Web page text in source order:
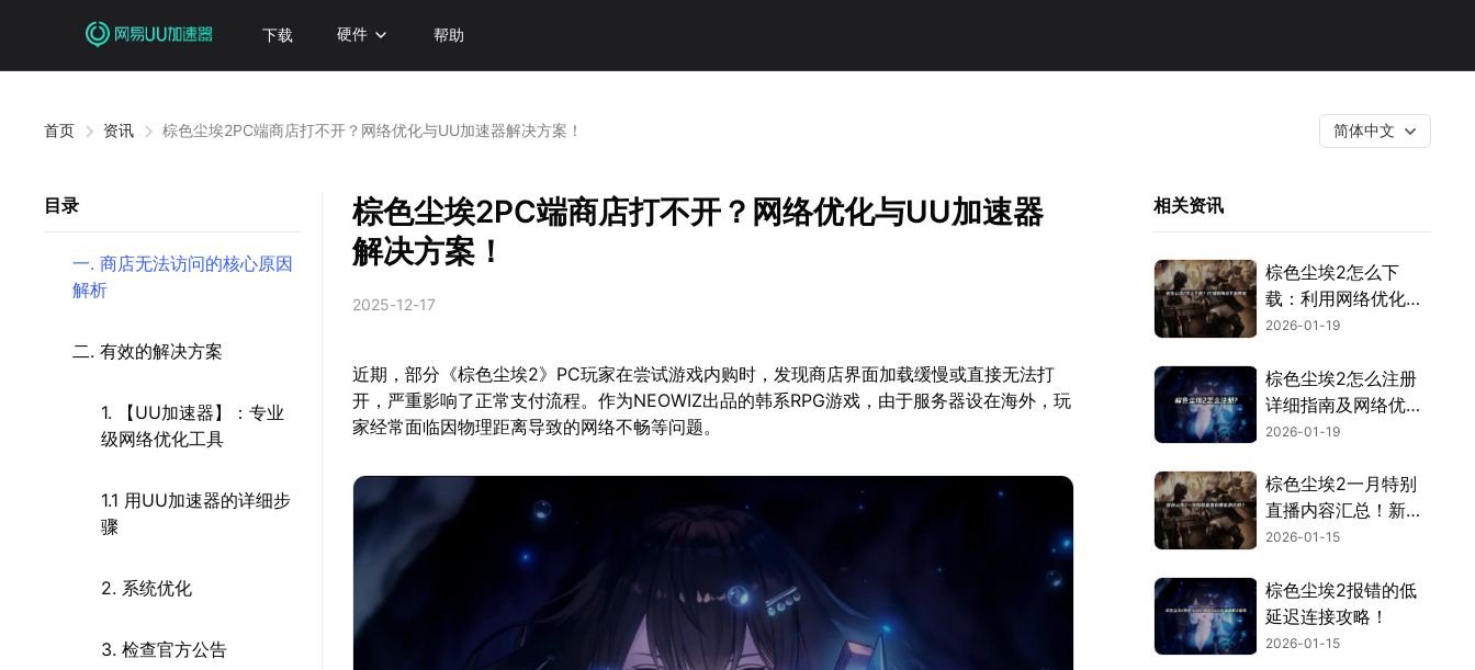
下载 硬件 帮助
首页 资讯 棕色尘埃2PC端商店打不开？网络优化与UU加速器解决方案！ 简体中文
目录
一. 商店无法访问的核心原因
解析
二. 有效的解决方案
1. 【UU加速器】：专业
级网络优化工具
1.1 用UU加速器的详细步
骤
2. 系统优化
3. 检查官方公告
棕色尘埃2PC端商店打不开？网络优化与UU加速器
解决方案！
2025-12-17
近期，部分《棕色尘埃2》PC玩家在尝试游戏内购时，发现商店界面加载缓慢或直接无法打
开，严重影响了正常支付流程。作为NEOWIZ出品的韩系RPG游戏，由于服务器设在海外，玩
家经常面临因物理距离导致的网络不畅等问题。
相关资讯
棕色尘埃2怎么下
载：利用网络优化工
具轻松解决！
2026-01-19
棕色尘埃2怎么注册
详细指南及网络优化
技巧！
2026-01-19
棕色尘埃2一月特别
直播内容汇总！新服
装与活动一览！
2026-01-15
棕色尘埃2报错的低
延迟连接攻略！
2026-01-15